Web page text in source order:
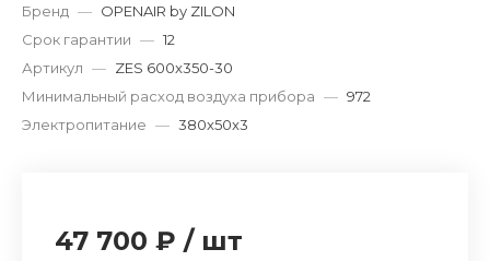
Бренд — OPENAIR by ZILON
Срок гарантии — 12
Артикул — ZES 600x350-30
Минимальный расход воздуха прибора — 972
Электропитание — 380x50x3
47 700 ₽ /шт